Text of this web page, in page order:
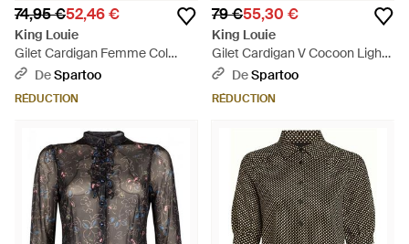
74,95 €52,46 €
King Louie
Gilet Cardigan Femme Col
Rond Fluffy Mint Green - Vert
DeSpartoo
RÉDUCTION
79 €55,30 €
King Louie
Gilet Cardigan V Cocoon Light
Grey Melange - Gris
DeSpartoo
RÉDUCTION